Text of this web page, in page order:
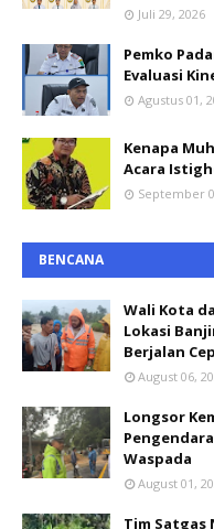
Juli 29, 2026
Pemko
Evaluasi
Agustus 01,
Kenapa
Acara
September
BENCANA
Wali Kota
Lokasi
Berjalan
August 06,
Longsor
Waspada
August 01,
Tim Satgas